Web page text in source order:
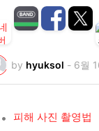
by hyuksol - 6월
피해 사진 촬영법